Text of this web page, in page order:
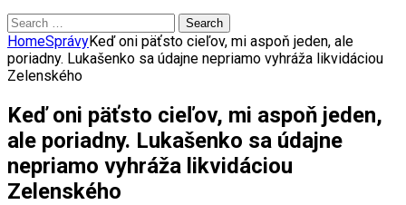
Search
for:
HomeSprávyKeď oni päťsto cieľov, mi aspoň jeden, ale
poriadny. Lukašenko sa údajne nepriamo vyhráža likvidáciou
Zelenského
Keď oni päťsto cieľov, mi aspoň jeden,
ale poriadny. Lukašenko sa údajne
nepriamo vyhráža likvidáciou
Zelenského